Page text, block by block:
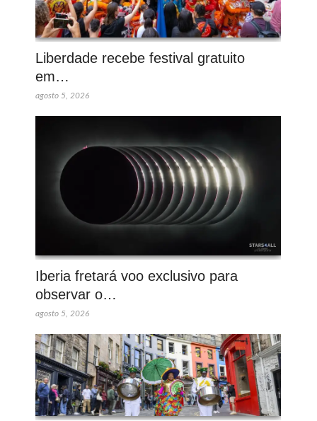
Liberdade recebe festival gratuito
em…
agosto 5, 2026
Iberia fretará voo exclusivo para
observar o…
agosto 5, 2026